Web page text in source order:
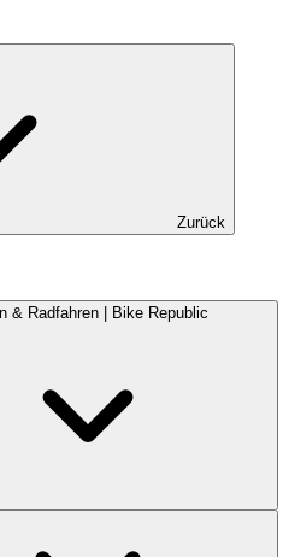
Zurück
& Radfahren | Bike Republic